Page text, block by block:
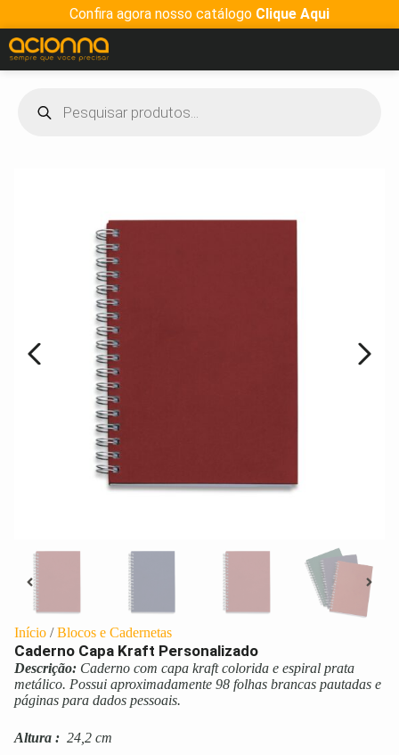
Confira agora nosso catálogo Clique Aqui
Início /Blocos e Cadernetas
Caderno Capa Kraft Personalizado
Descrição: Caderno com capa kraft colorida e espiral prata
metálico. Possui aproximadamente 98 folhas brancas pautadas e
páginas para dados pessoais.
Altura : 24,2 cm